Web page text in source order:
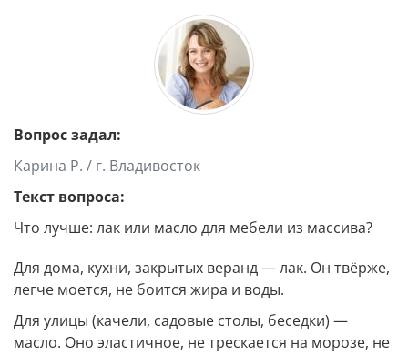
Вопрос задал:
Карина Р. / г. Владивосток
Текст вопроса:
Что лучше: лак или масло для мебели из массива?
Для дома, кухни, закрытых веранд — лак. Он твёрже,
легче моется, не боится жира и воды.
Для улицы (качели, садовые столы, беседки) —
масло. Оно эластичное, не трескается на морозе, не